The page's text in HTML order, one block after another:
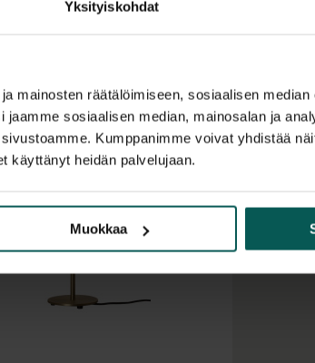
Yksityiskohdat
mainosten räätälöimiseen, sosiaalisen
sosiaalisen median, mainosalan ja
Kumppanimme voivat yhdistää
käyttänyt heidän palvelujaan.
Muokkaa
Ball Glass Floor
Amber